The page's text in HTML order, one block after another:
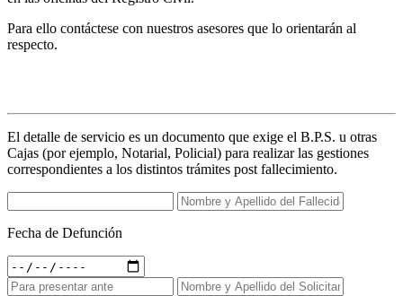
Para ello contáctese con nuestros asesores que lo orientarán al
respecto.
El detalle de servicio es un documento que exige el B.P.S. u otras
Cajas (por ejemplo, Notarial, Policial) para realizar las gestiones
correspondientes a los distintos trámites post fallecimiento.
Fecha de Defunción